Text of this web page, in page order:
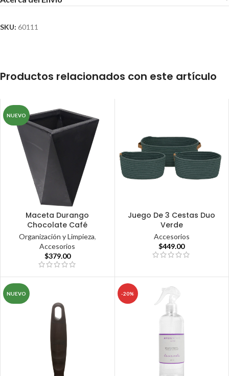
SKU: 60111
Productos relacionados con este artículo
NUEVO
Maceta Durango
Chocolate Café
Organización y Limpieza,
Accesorios
$379.00
Juego De 3 Cestas Duo
Verde
Accesorios
$449.00
NUEVO -20%